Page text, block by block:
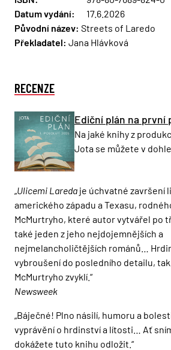
Datum vydání:
17.6.2026
Původní název: Streets of Laredo
Překladatel: Jana Hlávková
RECENZE
Ediční plán na první
Na jaké knihy z
Jota se můžete v
„Ulicemi Lareda je úchvatné završení
amerického západu a Texasu,
McMurtryho, které autor vytvářel po
také jeden z jeho nejdojemnějších a
nejmelancholičtějších románů…
vybroušení do posledního detailu,
McMurtryho zvyklí.“
Newsweek
„Báječné! Plno násilí, humoru a
vyprávění o hrdinství a lítosti… Ať
dokážete tuto knihu odložit.“